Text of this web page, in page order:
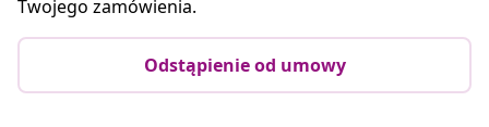
Twojego zamówienia.
Odstąpienie od umowy